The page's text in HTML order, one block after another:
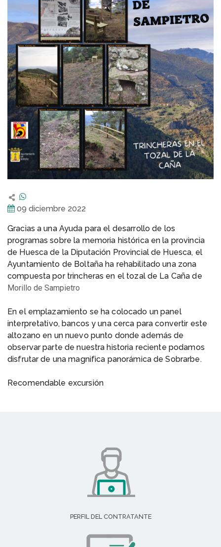
09 diciembre 2022
Gracias a una Ayuda para el desarrollo de los
programas sobre la memoria histórica en la provincia
de Huesca de la Diputación Provincial de Huesca, el
Ayuntamiento de Boltaña ha rehabilitado una zona
compuesta por trincheras en el tozal de La Caña de
Morillo de Sampietro
En el emplazamiento se ha colocado un panel
interpretativo, bancos y una cerca para convertir este
altozano en un nuevo punto donde además de
observar parte de nuestra historia reciente podamos
disfrutar de una magnifica panorámica de Sobrarbe.
Recomendable excursión
PERFIL DEL CONTRATANTE